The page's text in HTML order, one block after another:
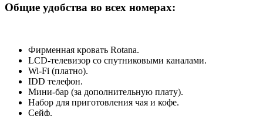
Общие удобства во всех номерах:
Фирменная кровать Rotana.
LCD-телевизор со спутниковыми каналами.
Wi-Fi (платно).
IDD телефон.
Мини-бар (за дополнительную плату).
Набор для приготовления чая и кофе.
Сейф.